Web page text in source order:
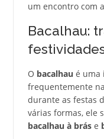
um encontro com
Bacalhau:
O bacalhau é uma
frequentemente
durante as festas
várias formas, ele
bacalhau à bráse